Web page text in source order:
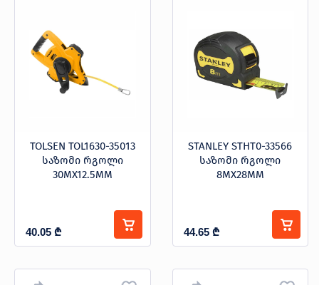
TOLSEN TOL1630-35013
საზომი რგოლი
30MX12.5MM
40.05 ₾
STANLEY STHT0-33566
საზომი რგოლი
8MX28MM
44.65 ₾